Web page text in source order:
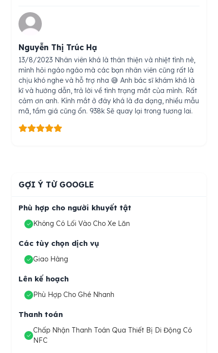
Nguyễn Thị Trúc Hạ
13/8/2023 Nhân viên khá là thân thiện và nhiệt tình nè,
mình hỏi ngáo ngáo mà các bạn nhân viên cũng rất là
chịu khó nghe và hỗ trợ nha 😅 Anh bác sĩ khám khá là
kĩ và hướng dẫn, trả lời về tình trạng mắt của mình. Rất
cảm ơn anh. Kính mắt ở đây khá là đa dạng, nhiều mẫu
mã, tầm giá cũng ổn. 938k Sẽ quay lại trong tương lai.
GỢI Ý TỪ GOOGLE
Phù hợp cho người khuyết tật
Không Có Lối Vào Cho Xe Lăn
Các tùy chọn dịch vụ
Giao Hàng
Lên kế hoạch
Phù Hợp Cho Ghé Nhanh
Thanh toán
Chấp Nhận Thanh Toán Qua Thiết Bị Di Động Có
NFC